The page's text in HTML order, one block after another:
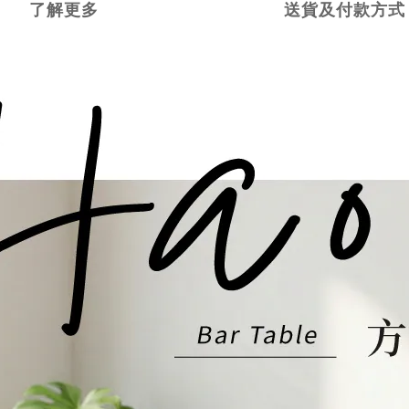
了解更多 送貨及付款方式